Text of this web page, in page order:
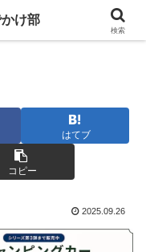
道でのんびりバンライフ♪
はてブ
コピー
2025.09.26
検索